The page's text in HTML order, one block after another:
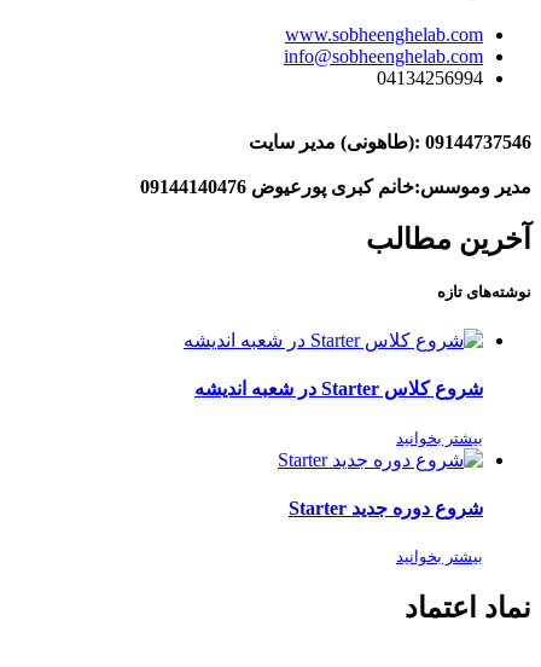
www.sobheenghelab.com
info@sobheenghelab.com
04134256994
09144737546 :(طاهونی) مدیر سایت
مدیر وموسس:خانم کبری پورعیوض 09144140476
آخرین مطالب
نوشته‌های تازه
شروع کلاس Starter در شعبه اندیشه
بیشتر بخوانید
شروع دوره جدید Starter
بیشتر بخوانید
نماد اعتماد